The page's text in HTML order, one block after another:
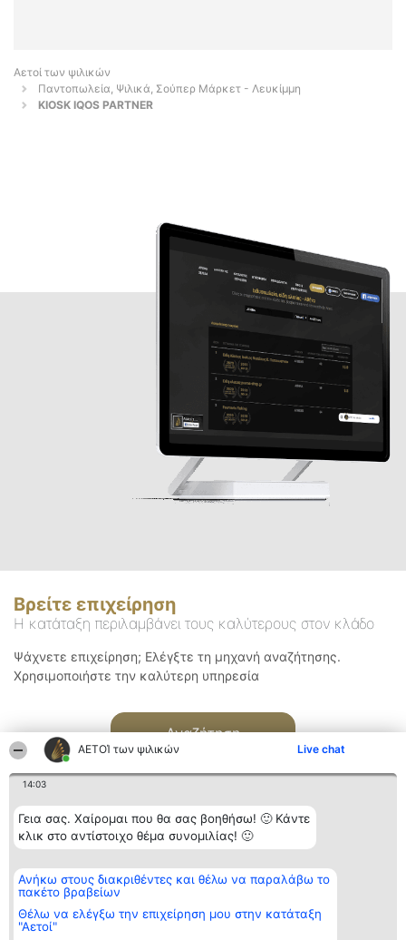
ΑΕΤΟΊ των ψιλικών Live chat
14:03
Γεια σας. Χαίρομαι που θα σας βοηθήσω! 🙂 Κάντε
κλικ στο αντίστοιχο θέμα συνομιλίας! 🙂
Ανήκω στους διακριθέντες και θέλω να παραλάβω το
πακέτο βραβείων
Θέλω να ελέγξω την επιχείρηση μου στην κατάταξη
"Αετοί"
Αετοί των ψιλικών
Παντοπωλεία, Ψιλικά, Σούπερ Μάρκετ - Λευκίμμη
KIOSK IQOS PARTNER
Βρείτε επιχείρηση
Η κατάταξη περιλαμβάνει τους καλύτερους στον κλάδο
Ψάχνετε επιχείρηση; Ελέγξτε τη μηχανή αναζήτησης.
Χρησιμοποιήστε την καλύτερη υπηρεσία
Αναζήτηση
Διοργανωτής της
κατάταξης
BEAUTIFUL COMPANY
ΤΗΛ. ΕΠΙΚΟΙΝΩΝΙΑΣ:
2104128019
Κατάταξη
Διακριθέντες
των
διακριθέντων
Επικοινωνία
Επικοινωνία